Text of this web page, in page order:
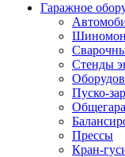
Гаражное
Стенды
Пуско-
Прессы
Кран-